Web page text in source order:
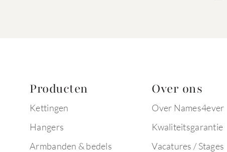
Producten
Kettingen
Hangers
Armbanden & bedels
Over ons
Over Names4ever
Kwaliteitsgarantie
Vacatures / Stages